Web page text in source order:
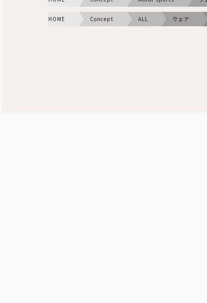
HOME Concept ALL ウェア